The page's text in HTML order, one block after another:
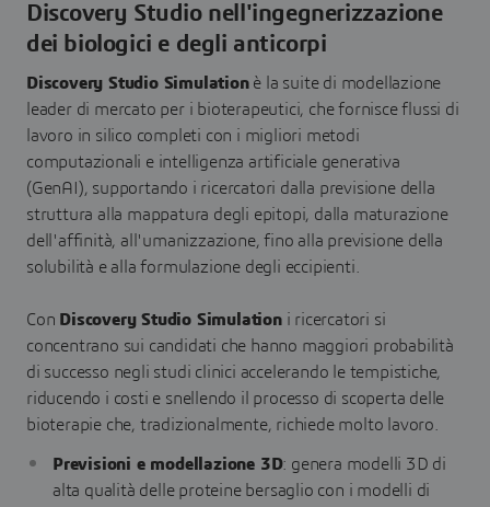
Discovery Studio nell'ingegnerizzazione
dei biologici e degli anticorpi
Discovery Studio Simulationè la suite di modellazione
leader di mercato per i bioterapeutici, che fornisce flussi di
lavoro in silico completi con i migliori metodi
computazionali e intelligenza artificiale generativa
(GenAI), supportando i ricercatori dalla previsione della
struttura alla mappatura degli epitopi, dalla maturazione
dell'affinità, all'umanizzazione, fino alla previsione della
solubilità e alla formulazione degli eccipienti.
Con Discovery Studio Simulationi ricercatori si
concentrano sui candidati che hanno maggiori probabilità
di successo negli studi clinici accelerando le tempistiche,
riducendo i costi e snellendo il processo di scoperta delle
bioterapie che, tradizionalmente, richiede molto lavoro.
Previsioni e modellazione 3D: genera modelli 3D di
alta qualità delle proteine bersaglio con i modelli di